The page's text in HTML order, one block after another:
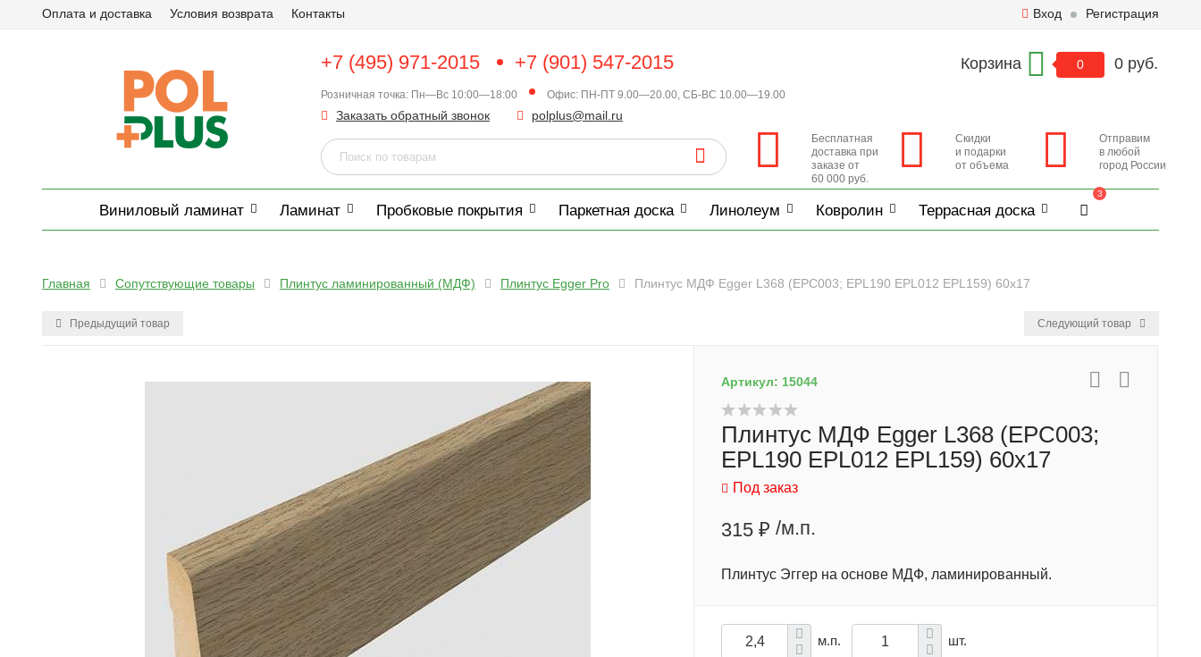
Оплата и доставка Условия возврата Контакты Вход Регистрация
+7 (495) 971-2015 +7 (901) 547-2015
Розничная точка: Пн—Вс 10:00—18:00 Офис: ПН-ПТ 9.00—20.00, СБ-ВС 10.00—19.00
Заказать обратный звонок polplus@mail.ru
Корзина 0 0 руб.
Бесплатная
доставка при
заказе от
60 000 руб.
Скидки
и подарки
от объема
Отправим
в любой
город России
Виниловый ламинат Ламинат Пробковые покрытия Паркетная доска Линолеум Ковролин Террасная доска
3
Главная Сопутствующие товары Плинтус ламинированный (МДФ) Плинтус Egger Pro Плинтус МДФ Egger L368 (EPC003; EPL190 EPL012 EPL159) 60х17
Предыдущий товар Следующий товар
Артикул: 15044
Плинтус МДФ Egger L368 (EPC003;
EPL190 EPL012 EPL159) 60х17
Под заказ
315 ₽ /м.п.
Плинтус Эггер на основе МДФ, ламинированный.
м.п. шт.